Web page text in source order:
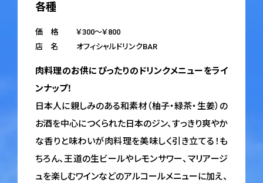
各種
価 格
￥300～￥800
店 名
オフィシャルドリンクBAR
肉料理のお供にぴったりのドリンクメニューをライ
ンナップ！
日本人に親しみのある和素材（柚子・緑茶・生姜）の
お酒を中心につくられた日本のジン、すっきり爽やか
な香りと味わいが肉料理を美味しく引き立てる！も
ちろん、王道の生ビールやレモンサワー、マリアージ
ュを楽しむワインなどのアルコールメニューに加え、